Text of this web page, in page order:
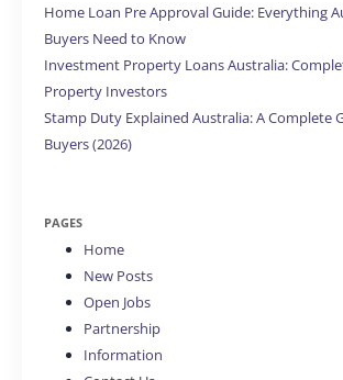
Home Loan Pre Approval Guide: Everything
Buyers Need to Know
Investment Property Loans Australia:
Property Investors
Stamp Duty Explained Australia: A Complete
Buyers (2026)
PAGES
Home
New Posts
Open Jobs
Partnership
Information